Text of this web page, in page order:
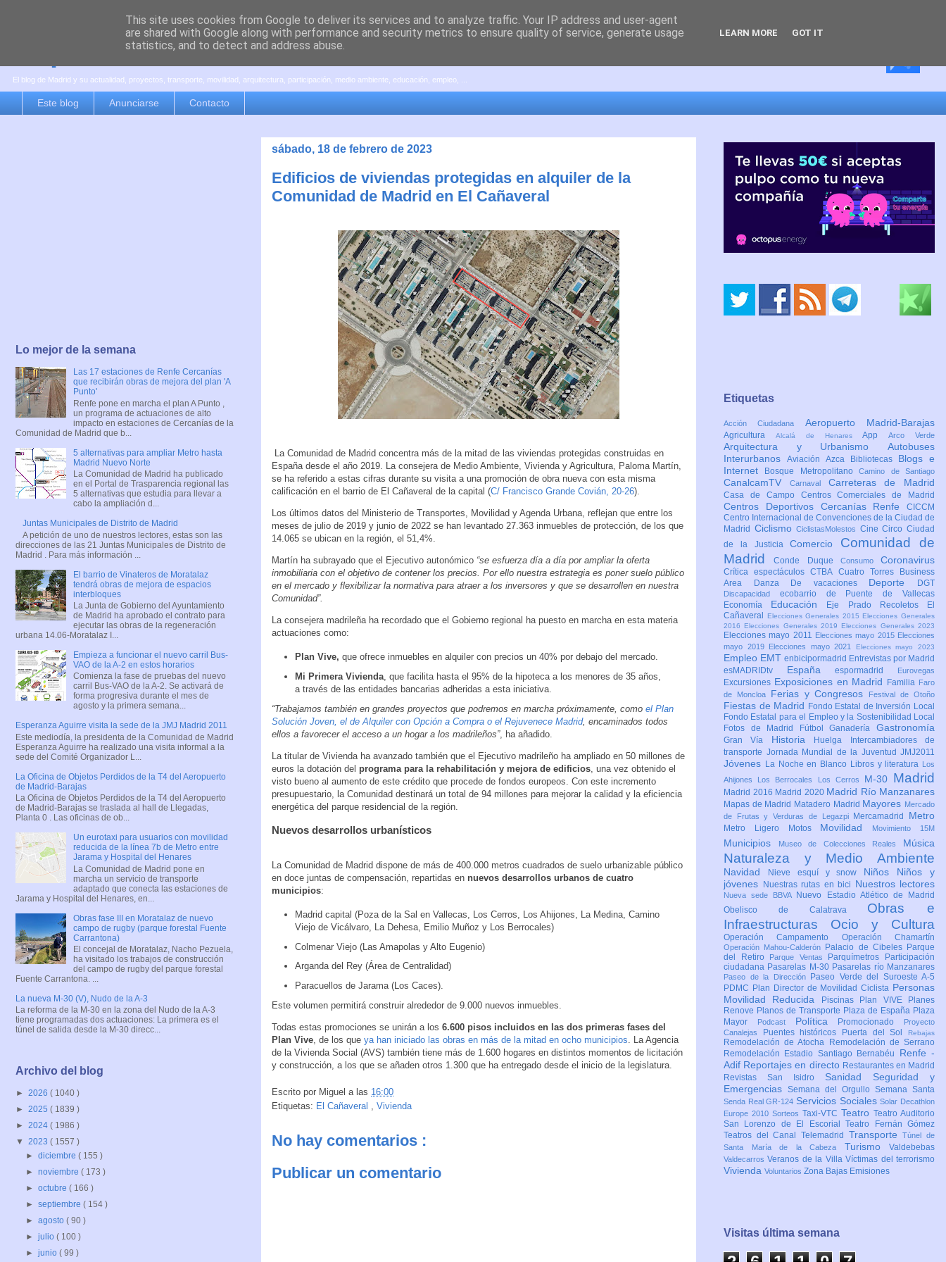
es por madrid
El blog de Madrid y su actualidad, proyectos, transporte, movilidad, arquitectura, participación, medio ambiente, educación, empleo, ...
Este blog Anunciarse Contacto
sábado, 18 de febrero de 2023
Edificios de viviendas protegidas en alquiler de la
Comunidad de Madrid en El Cañaveral
La Comunidad de Madrid concentra más de la mitad de las viviendas protegidas construidas en
España desde el año 2019. La consejera de Medio Ambiente, Vivienda y Agricultura, Paloma Martín,
se ha referido a estas cifras durante su visita a una promoción de obra nueva con esta misma
calificación en el barrio de El Cañaveral de la capital (C/ Francisco Grande Covián, 20-26).
Los últimos datos del Ministerio de Transportes, Movilidad y Agenda Urbana, reflejan que entre los
meses de julio de 2019 y junio de 2022 se han levantado 27.363 inmuebles de protección, de los que
14.065 se ubican en la región, el 51,4%.
Martín ha subrayado que el Ejecutivo autonómico “se esfuerza día a día por ampliar la oferta
inmobiliaria con el objetivo de contener los precios. Por ello nuestra estrategia es poner suelo público
en el mercado y flexibilizar la normativa para atraer a los inversores y que se desarrollen en nuestra
Comunidad”.
La consejera madrileña ha recordado que el Gobierno regional ha puesto en marcha en esta materia
actuaciones como:
Plan Vive, que ofrece inmuebles en alquiler con precios un 40% por debajo del mercado.
Mi Primera Vivienda, que facilita hasta el 95% de la hipoteca a los menores de 35 años,
a través de las entidades bancarias adheridas a esta iniciativa.
“Trabajamos también en grandes proyectos que podremos en marcha próximamente, como el Plan
Solución Joven, el de Alquiler con Opción a Compra o el Rejuvenece Madrid, encaminados todos
ellos a favorecer el acceso a un hogar a los madrileños”, ha añadido.
La titular de Vivienda ha avanzado también que el Ejecutivo madrileño ha ampliado en 50 millones de
euros la dotación del programa para la rehabilitación y mejora de edificios , una vez obtenido el
visto bueno al aumento de este crédito que procede de fondos europeos. Con este incremento
presupuestario, la Comunidad destinará un total de 94 millones para mejorar la calidad y la eficiencia
energética del parque residencial de la región.
Nuevos desarrollos urbanísticos
La Comunidad de Madrid dispone de más de 400.000 metros cuadrados de suelo urbanizable público
en doce juntas de compensación, repartidas en nuevos desarrollos urbanos de cuatro
municipios:
Madrid capital (Poza de la Sal en Vallecas, Los Cerros, Los Ahijones, La Medina, Camino
Viejo de Vicálvaro, La Dehesa, Emilio Muñoz y Los Berrocales)
Colmenar Viejo (Las Amapolas y Alto Eugenio)
Arganda del Rey (Área de Centralidad)
Paracuellos de Jarama (Los Caces).
Este volumen permitirá construir alrededor de 9.000 nuevos inmuebles.
Todas estas promociones se unirán a los 6.600 pisos incluidos en las dos primeras fases del
Plan Vive , de los que ya han iniciado las obras en más de la mitad en ocho municipios . La Agencia
de la Vivienda Social (AVS) también tiene más de 1.600 hogares en distintos momentos de licitación
y construcción, a los que se añaden otros 1.300 que ha entregado desde el inicio de la legislatura.
Escrito por Miguel a las 16:00
Etiquetas: El Cañaveral , Vivienda
No hay comentarios :
Publicar un comentario
Lo mejor de la semana
Las 17 estaciones de Renfe Cercanías
que recibirán obras de mejora del plan 'A
Punto'
Renfe pone en marcha el plan A Punto ,
un programa de actuaciones de alto
impacto en estaciones de Cercanías de la
Comunidad de Madrid que b...
5 alternativas para ampliar Metro hasta
Madrid Nuevo Norte
La Comunidad de Madrid ha publicado
en el Portal de Trasparencia regional las
5 alternativas que estudia para llevar a
cabo la ampliación d...
Juntas Municipales de Distrito de Madrid
A petición de uno de nuestros lectores, estas son las
direcciones de las 21 Juntas Municipales de Distrito de
Madrid . Para más información ...
El barrio de Vinateros de Moratalaz
tendrá obras de mejora de espacios
interbloques
La Junta de Gobierno del Ayuntamiento
de Madrid ha aprobado el contrato para
ejecutar las obras de la regeneración
urbana 14.06-Moratalaz I...
Empieza a funcionar el nuevo carril Bus-
VAO de la A-2 en estos horarios
Comienza la fase de pruebas del nuevo
carril Bus-VAO de la A-2. Se activará de
forma progresiva durante el mes de
agosto y la primera semana...
Esperanza Aguirre visita la sede de la JMJ Madrid 2011
Este mediodía, la presidenta de la Comunidad de Madrid
Esperanza Aguirre ha realizado una visita informal a la
sede del Comité Organizador L...
La Oficina de Objetos Perdidos de la T4 del Aeropuerto
de Madrid-Barajas
La Oficina de Objetos Perdidos de la T4 del Aeropuerto
de Madrid-Barajas se traslada al hall de Llegadas,
Planta 0 . Las oficinas de ob...
Un eurotaxi para usuarios con movilidad
reducida de la línea 7b de Metro entre
Jarama y Hospital del Henares
La Comunidad de Madrid pone en
marcha un servicio de transporte
adaptado que conecta las estaciones de
Jarama y Hospital del Henares, en...
Obras fase III en Moratalaz de nuevo
campo de rugby (parque forestal Fuente
Carrantona)
El concejal de Moratalaz, Nacho Pezuela,
ha visitado los trabajos de construcción
del campo de rugby del parque forestal
Fuente Carrantona. ...
La nueva M-30 (V), Nudo de la A-3
La reforma de la M-30 en la zona del Nudo de la A-3
tiene programadas dos actuaciones: La primera es el
túnel de salida desde la M-30 direcc...
Archivo del blog
► 2026 ( 1040 )
► 2025 ( 1839 )
► 2024 ( 1986 )
▼ 2023 ( 1557 )
►diciembre( 155 )
►noviembre( 173 )
►octubre( 166 )
►septiembre( 154 )
►agosto( 90 )
►julio( 100 )
►junio( 99 )
Etiquetas
Acción Ciudadana Aeropuerto Madrid-Barajas
Agricultura Alcalá de HenaresAppArco Verde
Arquitectura y Urbanismo Autobuses
Interurbanos Aviación Azca Bibliotecas Blogs e
Internet
Bosque MetropolitanoCamino de Santiago
CanalcamTV Carnaval Carreteras de Madrid
Casa de Campo Centros Comerciales de Madrid
Centros Deportivos Cercanías Renfe CICCM
Centro Internacional de Convenciones de la Ciudad de
Madrid CiclismoCiclistasMolestos CineCircoCiudad
de la JusticiaComercio Comunidad de
MadridConde Duque Consumo Coronavirus
Crítica espectáculosCTBA Cuatro Torres Business
Area
Danza De vacaciones Deporte DGT
Discapacidad ecobarrio de Puente de Vallecas
Economía Educación Eje Prado Recoletos
El
Cañaveral
Elecciones Generales 2015 Elecciones Generales
2016 Elecciones Generales 2019 Elecciones Generales 2023
Elecciones mayo 2011 Elecciones mayo 2015 Elecciones
mayo 2019
Elecciones mayo 2021 Elecciones mayo 2023
Empleo EMT enbicipormadrid Entrevistas por Madrid
esMADRIDtv Españaespormadrid Eurovegas
Excursiones Exposiciones en Madrid Familia Faro
de Moncloa
Ferias y Congresos Festival de Otoño
Fiestas de Madrid Fondo Estatal de Inversión Local
Fondo Estatal para el Empleo y la Sostenibilidad Local
Fotos de Madrid
FútbolGanaderíaGastronomía
Gran Vía Historia Huelga
Intercambiadores de
transporte Jornada Mundial de la Juventud JMJ2011
Jóvenes La Noche en Blanco Libros y literatura
Los
Ahijones
Los Berrocales Los Cerros M-30 Madrid
Madrid 2016 Madrid 2020 Madrid Río Manzanares
Mapas de Madrid Matadero Madrid Mayores Mercado
de Frutas y Verduras de Legazpi
Mercamadrid Metro
Metro Ligero Motos Movilidad Movimiento 15M
Municipios Museo de Colecciones Reales Música
Naturaleza y Medio Ambiente
Navidad Nieve esquí y snow Niños Niños y
jóvenes
Nuestras rutas en bici Nuestros lectores
Nueva sede BBVA
Nuevo Estadio Atlético de Madrid
Obelisco de Calatrava Obras e
Infraestructuras Ocio y Cultura
Operación Campamento Operación Chamartín
Operación Mahou-Calderón Palacio de Cibeles Parque
del Retiro
Parque Ventas Parquímetros
Participación
ciudadana Pasarelas M-30 Pasarelas río Manzanares
Paseo de la Dirección
Paseo Verde del Suroeste A-5
PDMC Plan Director de Movilidad Ciclista Personas
Movilidad Reducida
Piscinas Plan VIVE
Planes
Renove Planos de Transporte Plaza de España Plaza
Mayor
Podcast Política Promocionado
Proyecto
Canalejas
Puentes históricos Puerta del Sol Rebajas
Remodelación de Atocha
Remodelación de Serrano
Remodelación Estadio Santiago Bernabéu Renfe -
Adif Reportajes en directo Restaurantes en Madrid
Revistas San Isidro Sanidad Seguridad y
Emergencias Semana del Orgullo Semana Santa
Senda Real GR-124 Servicios SocialesSolar Decathlon
Europe 2010 Sorteos Taxi-VTC Teatro Teatro Auditorio
San Lorenzo de El EscorialTeatro Fernán Gómez
Teatros del Canal Telemadrid TransporteTúnel de
Santa María de la Cabeza Turismo Valdebebas
ValdecarrosVeranos de la VillaVíctimas del terrorismo
Vivienda Voluntarios Zona Bajas Emisiones
Visitas última semana
This site uses cookies from Google to deliver its services and to analyze traffic. Your IP address and user-agent
are shared with Google along with performance and security metrics to ensure quality of service, generate usage
statistics, and to detect and address abuse.
LEARN MORE GOT IT